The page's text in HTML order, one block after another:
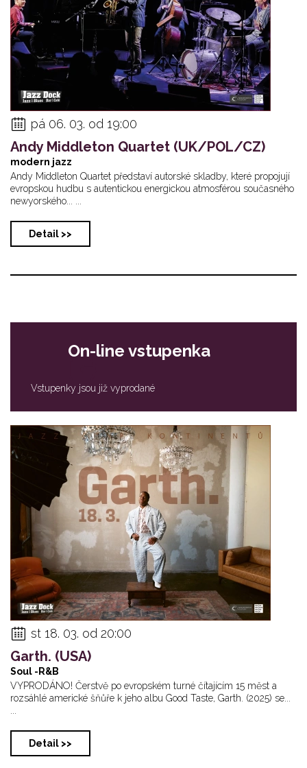
pá 06. 03. od 19:00
Andy Middleton Quartet (UK/POL/CZ)
modern jazz
Andy Middleton Quartet představí autorské skladby, které propojují
evropskou hudbu s autentickou energickou atmosférou současného
newyorského... ...
Detail >>
On-line vstupenka
Vstupenky jsou již vyprodané
st 18. 03. od 20:00
Garth. (USA)
Soul -R&B
VYPRODÁNO! Čerstvě po evropském turné čítajícím 15 měst a
rozsáhlé americké šňůře k jeho albu Good Taste, Garth. (2025) se...
Detail >>